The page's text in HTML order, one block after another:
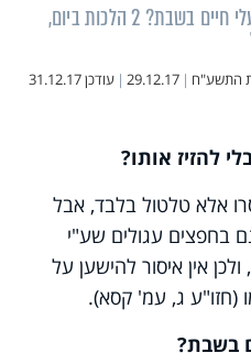
הלכה יומית – האם מותר ללטף בעלי חיים בשבת? 2 הלכות ביום,
התשע"ח |
29.12.17
| עודכן31.12.17
להזיז אותו?
אלא טלטול בלבד, אבל
בחפצים עגולים שע"י
ולכן אין איסור להישען על
(חזו"ע ג, עמ' קסא).
בשבת?